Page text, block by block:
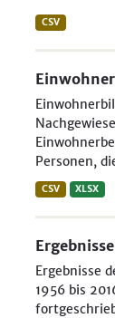
CSV
Personen,
CSV XLSX
Ergebnisse
1956 bis